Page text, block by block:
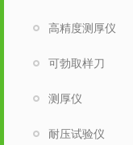
高精度测厚仪
可勃取样刀
测厚仪
耐压试验仪